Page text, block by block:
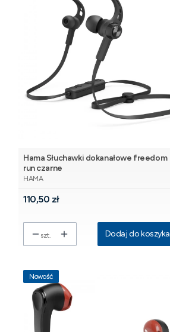
Hama Słuchawki dokanałowe freedom
run czarne
PRODUCENT
HAMA
Cena
110,50 zł
szt. Dodaj do koszyka
Nowość